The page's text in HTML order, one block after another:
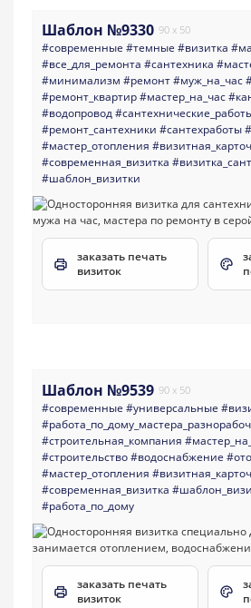
Шаблон №9330 90 x 50
#современные #темные #визитка
#все_для_ремонта #сантехника
#минимализм #ремонт#муж_на_час
#ремонт_квартир#мастер_на_час
#водопровод
#ремонт_сантехники #сантехработы
#мастер_отопления
#современная_визитка
#шаблон_визитки
заказать печать
визиток
Шаблон №9539 90 x 50
#современные #универсальные
#строительная_компания
#строительство#водоснабжение
#мастер_отопления
#современная_визитка
#работа_по_дому
заказать печать
визиток